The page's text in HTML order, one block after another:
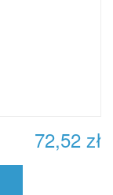
72,52 zł